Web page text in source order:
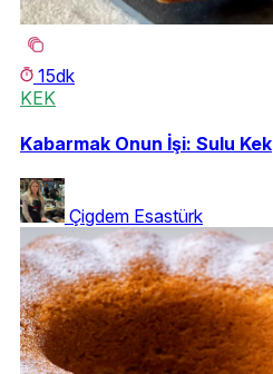
15dk
KEK
Kabarmak Onun İşi: Sulu Kek
Çigdem Esastürk